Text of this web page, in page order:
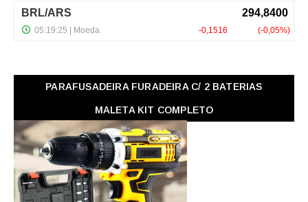
PARAFUSADEIRA FURADEIRA C/ 2 BATERIAS
MALETA KIT COMPLETO